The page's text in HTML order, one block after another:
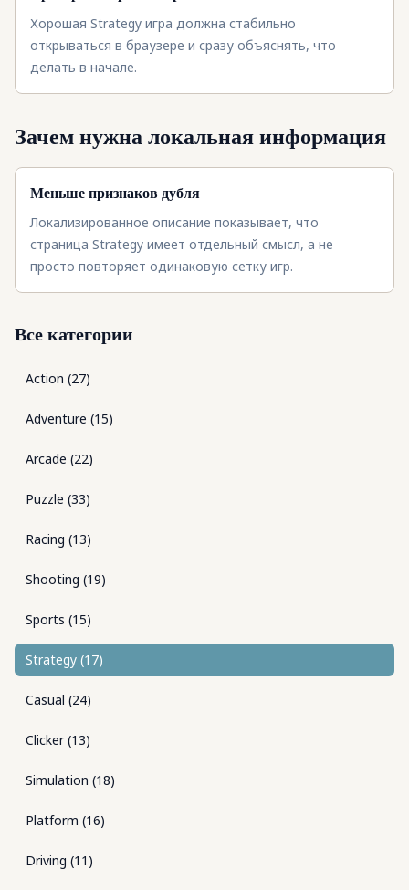
Хорошая Strategy игра должна стабильно
открываться в браузере и сразу объяснять, что
делать в начале.
Зачем нужна локальная информация
Меньше признаков дубля
Локализированное описание показывает, что
страница Strategy имеет отдельный смысл, а не
просто повторяет одинаковую сетку игр.
Все категории
Action (27)
Adventure (15)
Arcade (22)
Puzzle (33)
Racing (13)
Shooting (19)
Sports (15)
Strategy (17)
Casual (24)
Clicker(13)
Simulation (18)
Platform (16)
Driving (11 )